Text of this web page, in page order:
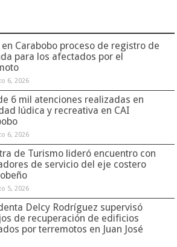
Carabobo proceso de registro de
para los afectados por el
6, 2026
6 mil atenciones realizadas en
lúdica y recreativa en CAI
6, 2026
de Turismo lideró encuentro con
de servicio del eje costero
5, 2026
Delcy Rodríguez supervisó
de recuperación de edificios
por terremotos en Juan José